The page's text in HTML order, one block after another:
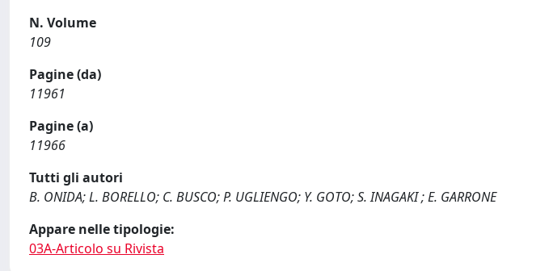
N. Volume
109
Pagine (da)
11961
Pagine (a)
11966
Tutti gli autori
B. ONIDA; L. BORELLO; C. BUSCO; P. UGLIENGO; Y. GOTO; S. INAGAKI ; E. GARRONE
Appare nelle tipologie:
03A-Articolo su Rivista